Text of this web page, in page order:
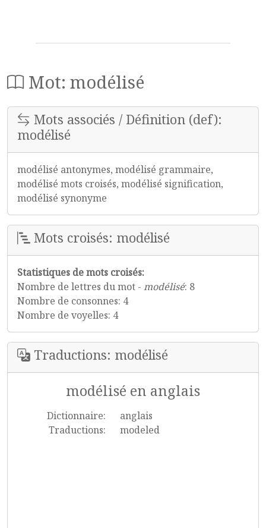
Mot: modélisé
Mots associés / Définition (def):
modélisé
modélisé antonymes, modélisé grammaire,
modélisé mots croisés, modélisé signification,
modélisé synonyme
Mots croisés: modélisé
Statistiques de mots croisés:
Nombre de lettres du mot - modélisé: 8
Nombre de consonnes: 4
Nombre de voyelles: 4
Traductions: modélisé
modélisé en anglais
Dictionnaire:
anglais
Traductions:
modeled